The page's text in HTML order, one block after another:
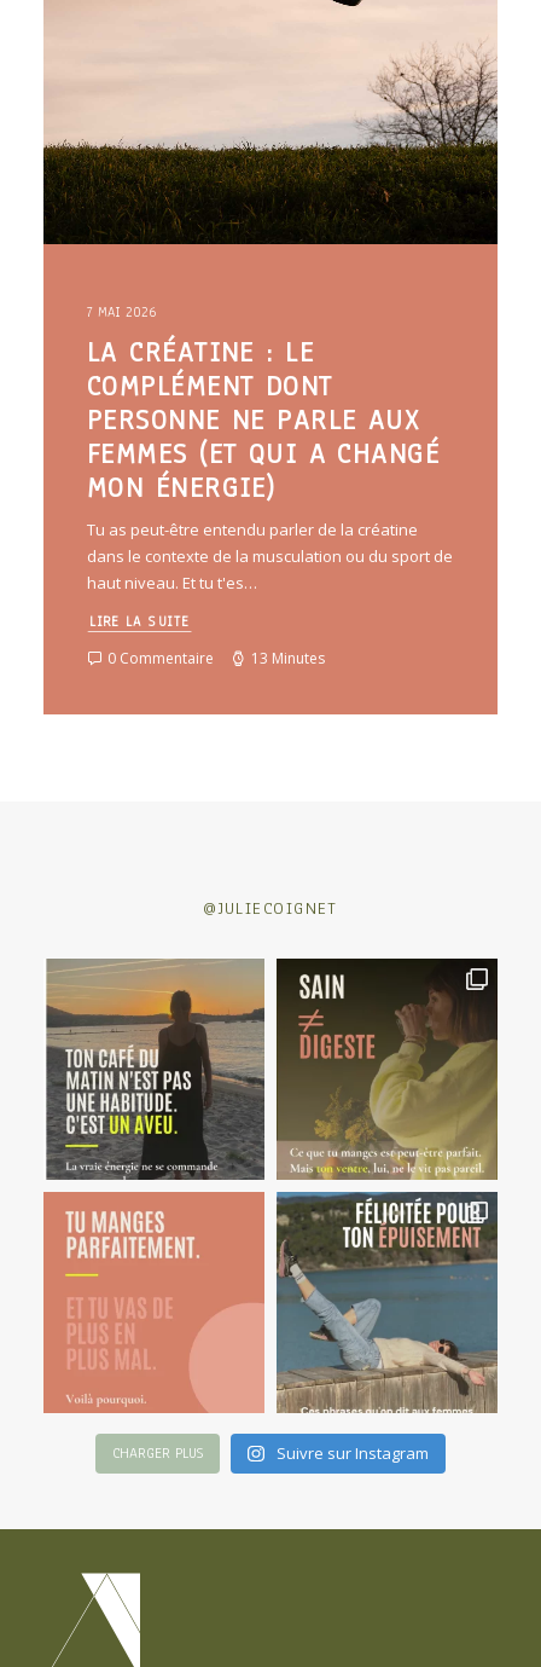
7 MAI 2026
LA CRÉATINE : LE
COMPLÉMENT DONT
PERSONNE NE PARLE AUX
FEMMES (ET QUI A CHANGÉ
MON ÉNERGIE)
Tu as peut-être entendu parler de la créatine
dans le contexte de la musculation ou du sport de
haut niveau. Et tu t'es…
LIRE LA SUITE
0 Commentaire 13 Minutes
@JULIECOIGNET
CHARGER PLUS Suivre sur Instagram